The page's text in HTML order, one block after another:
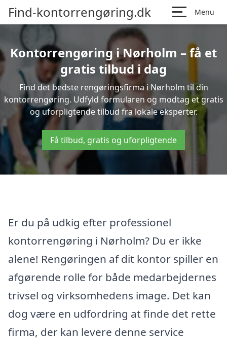
Find-kontorrengøring.dk Menu
Kontorrengøring i Nørholm – få et
gratis tilbud i dag
Find det bedste rengøringsfirma i Nørholm til din
kontorrengøring. Udfyld formularen og modtag et gratis
og uforpligtende tilbud fra lokale eksperter.
Få tilbud, gratis og uforpligtende
Er du på udkig efter professionel
kontorrengøring i Nørholm? Du er ikke
alene! Rengøringen af dit kontor spiller en
afgørende rolle for både medarbejdernes
trivsel og virksomhedens image. Det kan
dog være en udfordring at finde det rette
firma, der kan levere denne service